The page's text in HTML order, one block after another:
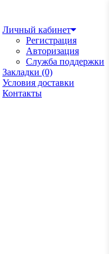
Личный кабинет
Регистрация
Авторизация
Служба поддержки
Закладки (0)
Условия доставки
Контакты